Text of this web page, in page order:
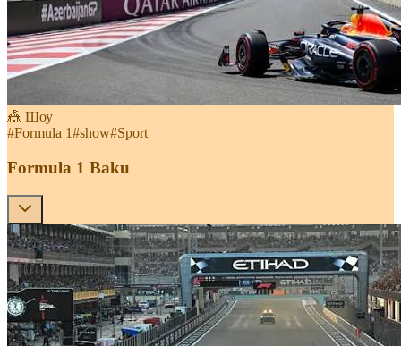
🎪 Шоу
#Formula 1#show#Sport
Formula 1 Baku